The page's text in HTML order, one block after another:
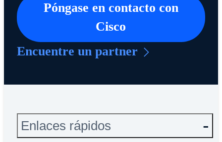
Póngase en contacto con
Cisco
Encuentre un partner
Enlaces rápidos